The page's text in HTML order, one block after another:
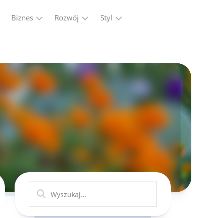
Biznes
Marketing,
Reklama
Przemysł
Rozwój
Kariera
Praca
Styl